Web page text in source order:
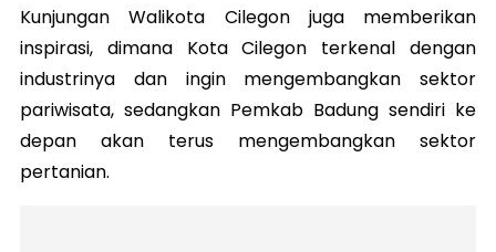
Kunjungan Walikota Cilegon juga memberikan
inspirasi, dimana Kota Cilegon terkenal dengan
industrinya dan ingin mengembangkan sektor
pariwisata, sedangkan Pemkab Badung sendiri ke
depan akan terus mengembangkan sektor
pertanian.